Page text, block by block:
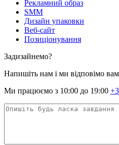
Рекламний образ
SMM
Дизайн упаковки
Веб-сайт
Позиціонування
Задизайнемо?
Напишіть нам і ми відповімо
Ми працюємо з 10:00 до 19:00